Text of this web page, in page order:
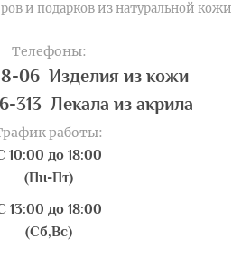
и подарков из натуральной кожи
Телефоны:
06 Изделия из кожи
313 Лекала из акрила
работы:
10:00 до 18:00
(Пн-Пт)
13:00 до 18:00
(Сб,Вс)